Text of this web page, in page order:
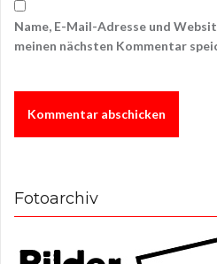
Name, E-Mail-Adresse und
meinen nächsten Kommentar
Fotoarchiv